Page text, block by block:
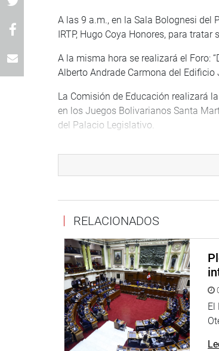
A las 9 a.m., en la Sala Bolognesi del
IRTP, Hugo Coya Honores, para
A la misma hora se realizará el Foro:
Alberto Andrade Carmona del
La Comisión de Educación realizará
en los Juegos Bolivarianos Santa
del Palacio Legislativo.
Torre, y la de Energía y Minas, en la
usuarios del Servicio de Transporte
Pavic, Director General de
Zambrano, Presidenta del OSITRAN,
General de PERUVIAN AIRLINES, y
Será en la sala Grau del Palacio
El ministro de Cultura, Salvador del
sobre las acciones tomadas por su
año, en el Complejo Arqueológico
departamento de Lambayeque, entre
Torre.
RELACIONADOS
El